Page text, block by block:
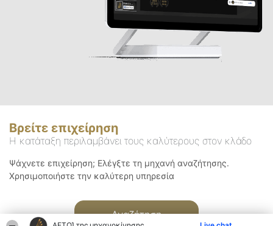
Βρείτε επιχείρηση
Η κατάταξη περιλαμβάνει τους καλύτερους στον κλάδο
Ψάχνετε επιχείρηση; Ελέγξτε τη μηχανή αναζήτησης.
Χρησιμοποιήστε την καλύτερη υπηρεσία
Αναζήτηση